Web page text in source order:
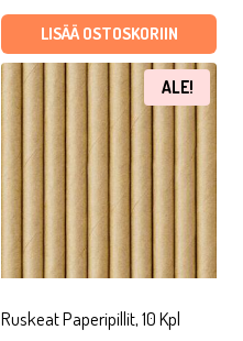
oli:
€4,90.
on:
€2,45.
LISÄÄ OSTOSKORIIN
ALE!
Ruskeat Paperipillit, 10 Kpl